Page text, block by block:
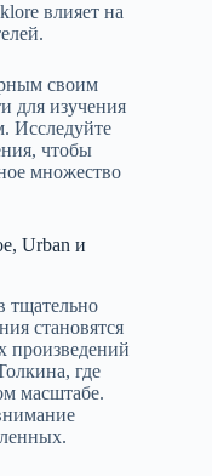
влияет на
своим
для изучения
Исследуйте
чтобы
множество
Urban и
тщательно
становятся
произведений
где
масштабе.